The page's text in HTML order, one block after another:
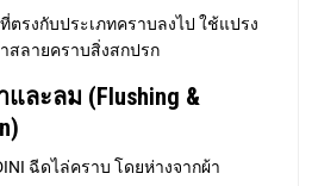
ที่ตรงกับประเภทคราบลงไป ใช้แปรง
สลายคราบสิ่งสกปรก
ละลม (Flushing &
ฉีดไล่คราบ โดยห่างจากผ้า